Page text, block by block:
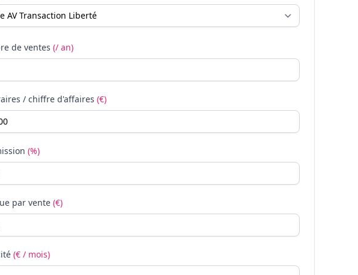
de ventes (/ an)
/ chiffre d'affaires (€)
(%)
par vente (€)
(€ / mois)